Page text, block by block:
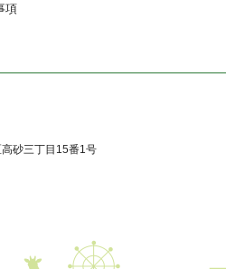
項
砂三丁目15番1号